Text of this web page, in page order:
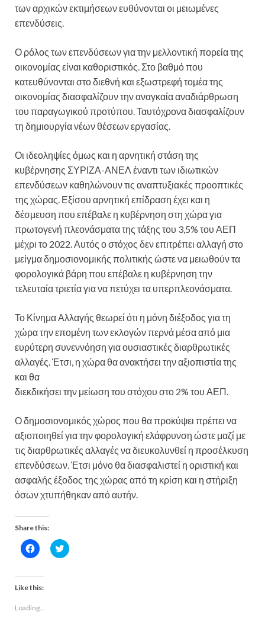
των αρχικών εκτιμήσεων ευθύνονται οι μειωμένες
επενδύσεις.
Ο ρόλος των επενδύσεων για την μελλοντική πορεία της
οικονομίας είναι καθοριστικός. Στο βαθμό που
κατευθύνονται στο διεθνή και εξωστρεφή τομέα της
οικονομίας διασφαλίζουν την αναγκαία αναδιάρθρωση
του παραγωγικού προτύπου. Ταυτόχρονα διασφαλίζουν
τη δημιουργία νέων θέσεων εργασίας.
Οι ιδεοληψίες όμως και η αρνητική στάση της
κυβέρνησης ΣΥΡΙΖΑ-ΑΝΕΛ έναντι των ιδιωτικών
επενδύσεων καθηλώνουν τις αναπτυξιακές προοπτικές
της χώρας. Εξίσου αρνητική επίδραση έχει και η
δέσμευση που επέβαλε η κυβέρνηση στη χώρα για
πρωτογενή πλεονάσματα της τάξης του 3,5% του ΑΕΠ
μέχρι το 2022. Αυτός ο στόχος δεν επιτρέπει αλλαγή στο
μείγμα δημοσιονομικής πολιτικής ώστε να μειωθούν τα
φορολογικά βάρη που επέβαλε η κυβέρνηση την
τελευταία τριετία για να πετύχει τα υπερπλεονάσματα.
Το Κίνημα Αλλαγής θεωρεί ότι η μόνη διέξοδος για τη
χώρα την επομένη των εκλογών περνά μέσα από μια
ευρύτερη συνεννόηση για ουσιαστικές διαρθρωτικές
αλλαγές. Έτσι, η χώρα θα ανακτήσει την αξιοπιστία της
και θα
διεκδικήσει την μείωση του στόχου στο 2% του ΑΕΠ.
Ο δημοσιονομικός χώρος που θα προκύψει πρέπει να
αξιοποιηθεί για την φορολογική ελάφρυνση ώστε μαζί με
τις διαρθρωτικές αλλαγές να διευκολυνθεί η προσέλκυση
επενδύσεων. Έτσι μόνο θα διασφαλιστεί η οριστική και
ασφαλής έξοδος της χώρας από τη κρίση και η στήριξη
όσων χτυπήθηκαν από αυτήν.
Share this:
C
l
k
t
o
h
C
l
Like this:
Loading...